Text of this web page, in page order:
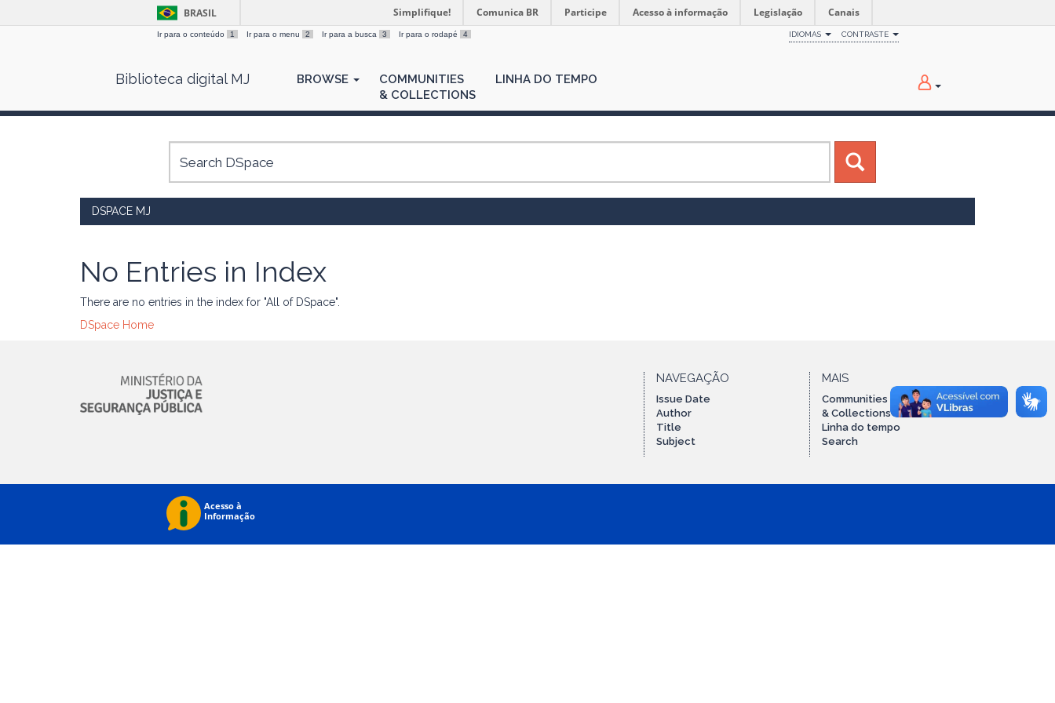
BRASIL Simplifique! Comunica BR Participe Acesso à informação Legislação Canais
Ir para o conteúdo 1 Ir para o menu 2 Ir para a busca 3 Ir para o rodapé 4 IDIOMAS CONTRASTE
Biblioteca digital MJ BROWSE
COMMUNITIES
& COLLECTIONS
LINHA DO TEMPO
DSPACE MJ
No Entries in Index
There are no entries in the index for "All of DSpace".
DSpace Home
NAVEGAÇÃO
Issue Date
Author
Title
Subject
MAIS
Communities
& Collections
Linha do tempo
Search